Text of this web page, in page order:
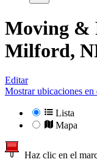
Moving &
Milford,
Editar
Mostrar ubicaciones en
Lista
Mapa
Haz clic en el